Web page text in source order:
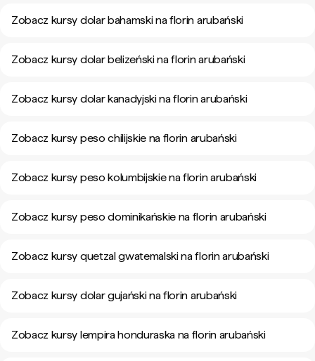
Zobacz kursy dolar bahamski na florin arubański
Zobacz kursy dolar belizeński na florin arubański
Zobacz kursy dolar kanadyjski na florin arubański
Zobacz kursy peso chilijskie na florin arubański
Zobacz kursy peso kolumbijskie na florin arubański
Zobacz kursy peso dominikańskie na florin arubański
Zobacz kursy quetzal gwatemalski na florin arubański
Zobacz kursy dolar gujański na florin arubański
Zobacz kursy lempira honduraska na florin arubański